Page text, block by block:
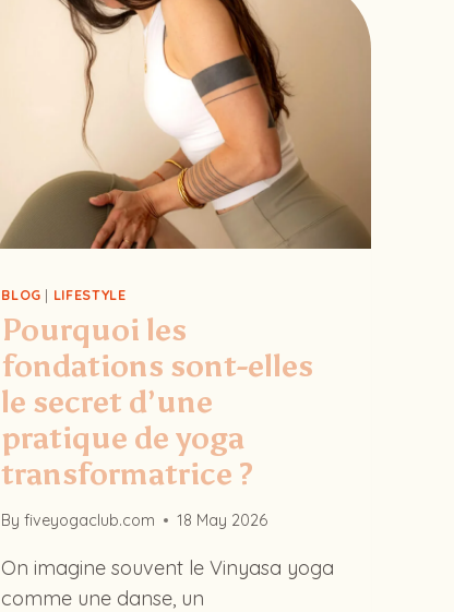
BLOG | LIFESTYLE
Pourquoi les
fondations sont-elles
le secret d’une
pratique de yoga
transformatrice ?
By fiveyogaclub.com 18 May 2026
On imagine souvent le Vinyasa yoga
comme une danse, un